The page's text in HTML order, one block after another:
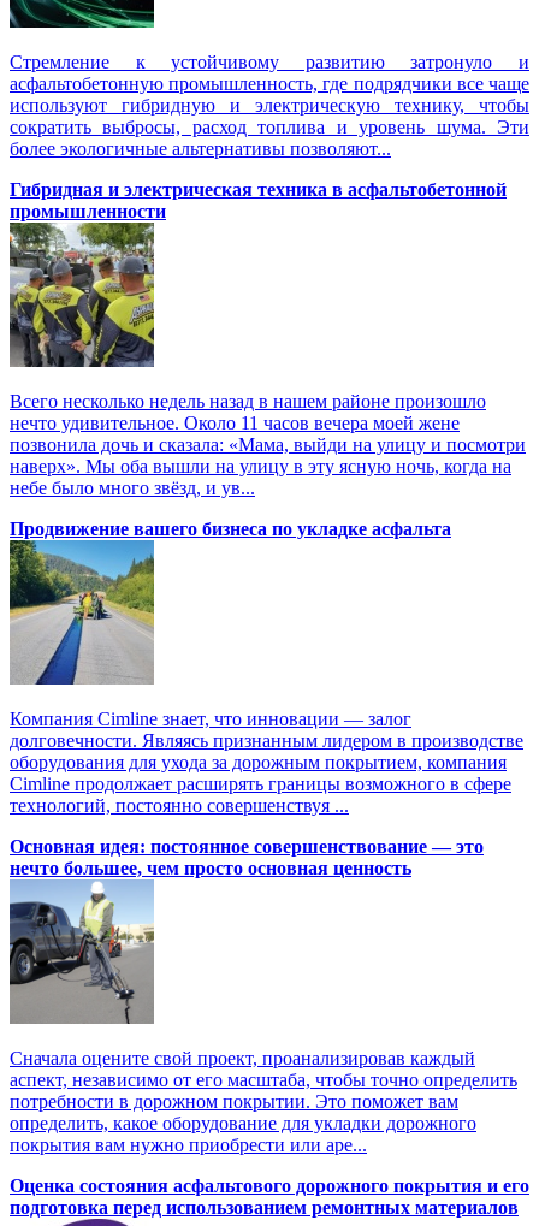
Стремление к устойчивому развитию затронуло и
асфальтобетонную промышленность, где подрядчики все чаще
используют гибридную и электрическую технику, чтобы
сократить выбросы, расход топлива и уровень шума. Эти
более экологичные альтернативы позволяют...
Гибридная и электрическая техника в асфальтобетонной
промышленности
Всего несколько недель назад в нашем районе произошло
нечто удивительное. Около 11 часов вечера моей жене
позвонила дочь и сказала: «Мама, выйди на улицу и посмотри
наверх». Мы оба вышли на улицу в эту ясную ночь, когда на
небе было много звёзд, и ув...
Продвижение вашего бизнеса по укладке асфальта
Компания Cimline знает, что инновации — залог
долговечности. Являясь признанным лидером в производстве
оборудования для ухода за дорожным покрытием, компания
Cimline продолжает расширять границы возможного в сфере
технологий, постоянно совершенствуя ...
Основная идея: постоянное совершенствование — это
нечто большее, чем просто основная ценность
Сначала оцените свой проект, проанализировав каждый
аспект, независимо от его масштаба, чтобы точно определить
потребности в дорожном покрытии. Это поможет вам
определить, какое оборудование для укладки дорожного
покрытия вам нужно приобрести или аре...
Оценка состояния асфальтового дорожного покрытия и его
подготовка перед использованием ремонтных материалов